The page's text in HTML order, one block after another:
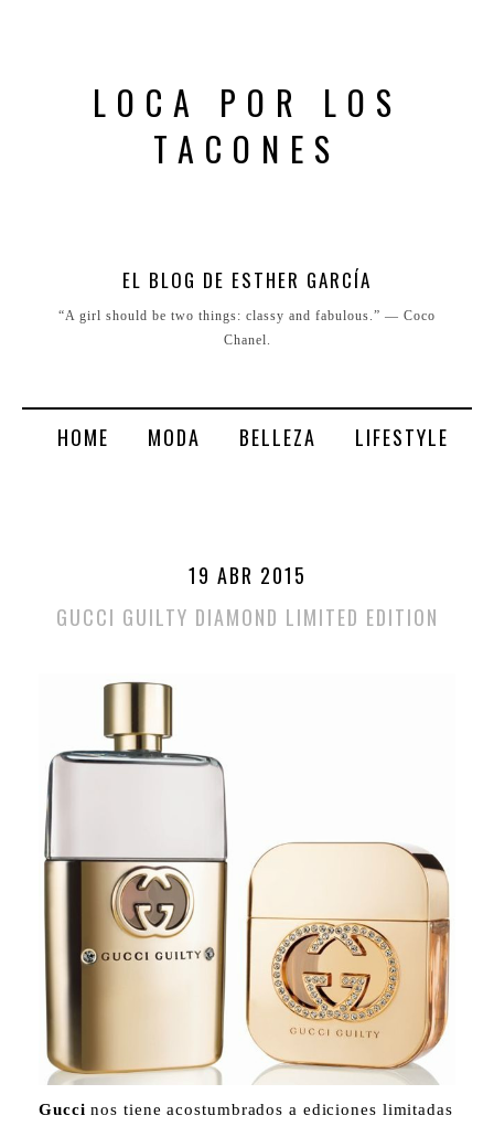
LOCA POR LOS
TACONES
EL BLOG DE ESTHER GARCÍA
“A girl should be two things: classy and fabulous.” ― Coco
Chanel.
HOME MODA BELLEZA LIFESTYLE
19 ABR 2015
GUCCI GUILTY DIAMOND LIMITED EDITION
Gucci nos tiene acostumbrados a ediciones limitadas